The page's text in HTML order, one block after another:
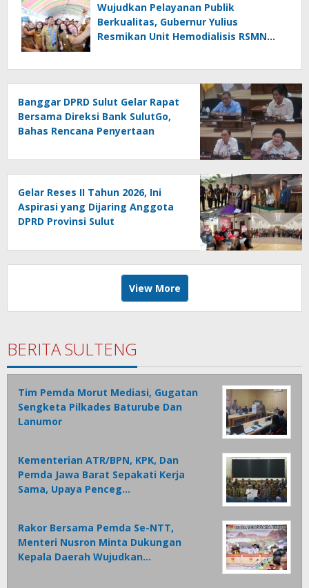
Wujudkan Pelayanan Publik
Berkualitas, Gubernur Yulius
Resmikan Unit Hemodialisis RSMN
Banggar DPRD Sulut Gelar Rapat
Bersama Direksi Bank SulutGo,
Bahas Rencana Penyertaan
PPAS 2027
Gelar Reses II Tahun 2026, Ini
Aspirasi yang Dijaring Anggota
DPRD Provinsi Sulut
View More
BERITA SULTENG
Tim Pemda Morut Mediasi, Gugatan
Sengketa Pilkades Baturube Dan
Lanumor
Kementerian ATR/BPN, KPK, Dan
Pemda Jawa Barat Sepakati Kerja
Sama, Upaya Penceg…
Rakor Bersama Pemda Se-NTT,
Menteri Nusron Minta Dukungan
Kepala Daerah Wujudkan…